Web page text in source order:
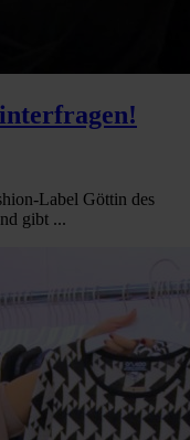
Label Göttin des
gibt ...